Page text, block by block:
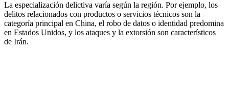
La especialización delictiva varía según la región. Por ejemplo, los
delitos relacionados con productos o servicios técnicos son la
categoría principal en China, el robo de datos o identidad predomina
en Estados Unidos, y los ataques y la extorsión son característicos
de Irán.